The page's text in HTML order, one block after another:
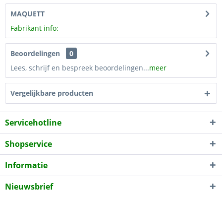
MAQUETT
Fabrikant info:
Beoordelingen
0
Lees, schrijf en bespreek beoordelingen...meer
Vergelijkbare producten
Servicehotline
Shopservice
Informatie
Nieuwsbrief